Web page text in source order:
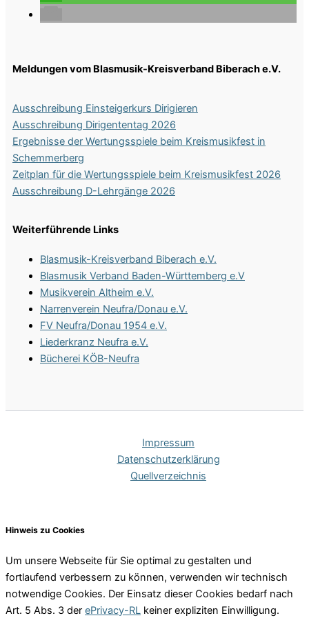
Meldungen vom Blasmusik-Kreisverband Biberach e.V.
Ausschreibung Einsteigerkurs Dirigieren
Ausschreibung Dirigententag 2026
Ergebnisse der Wertungsspiele beim Kreismusikfest in
Schemmerberg
Zeitplan für die Wertungsspiele beim Kreismusikfest 2026
Ausschreibung D-Lehrgänge 2026
Weiterführende Links
Blasmusik-Kreisverband Biberach e.V.
Blasmusik Verband Baden-Württemberg e.V
Musikverein Altheim e.V.
Narrenverein Neufra/Donau e.V.
FV Neufra/Donau 1954 e.V.
Liederkranz Neufra e.V.
Bücherei KÖB-Neufra
Impres­sum
Daten­schutz­er­klä­rung
Quell­ver­zeich­nis
Hinweis zu Cookies
Um unsere Webseite für Sie optimal zu gestalten und
fortlaufend verbessern zu können, verwenden wir technisch
notwendige Cookies. Der Einsatz dieser Cookies bedarf nach
Art. 5 Abs. 3 der ePrivacy-RL keiner expliziten Einwilligung.